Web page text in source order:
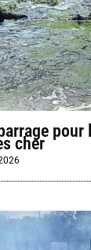
pour
cher